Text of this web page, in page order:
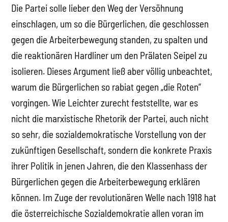
Die Partei solle lieber den Weg der Versöhnung
einschlagen, um so die Bürgerlichen, die geschlossen
gegen die Arbeiterbewegung standen, zu spalten und
die reaktionären Hardliner um den Prälaten Seipel zu
isolieren. Dieses Argument ließ aber völlig unbeachtet,
warum die Bürgerlichen so rabiat gegen „die Roten“
vorgingen. Wie Leichter zurecht feststellte, war es
nicht die marxistische Rhetorik der Partei, auch nicht
so sehr, die sozialdemokratische Vorstellung von der
zukünftigen Gesellschaft, sondern die konkrete Praxis
ihrer Politik in jenen Jahren, die den Klassenhass der
Bürgerlichen gegen die Arbeiterbewegung erklären
können. Im Zuge der revolutionären Welle nach 1918 hat
die österreichische Sozialdemokratie allen voran im